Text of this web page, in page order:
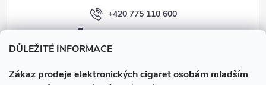
DŮLEŽITÉ INFORMACE
Zákaz prodeje elektronických cigaret osobám mladším
+420 775 110 600
facebook.com/e-cigarety.cz